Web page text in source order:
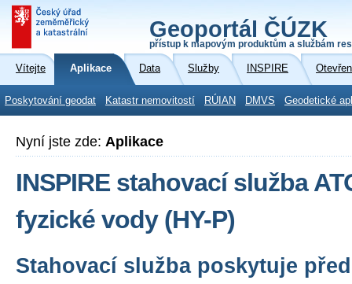
Geoportál ČÚZK
přístup k mapovým produktům a službám
Vítejte Aplikace Data Služby INSPIRE
Poskytování geodat Katastr nemovitostí RÚIAN DMVS Geodetické
Nyní jste zde: Aplikace
INSPIRE stahovací služba
fyzické vody (HY-P)
Stahovací služba poskytuje